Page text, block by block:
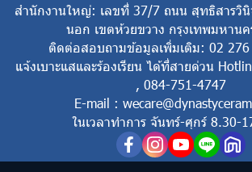
สำนักงานใหญ่: เลขที่ 37/7 ถนน สุทธิสารวินิ
นอก เขตห้วยขวาง กรุงเทพมหาน
ติดต่อสอบถามข้อมูลเพิ่มเติม: 02
แจ้งเบาะแสและร้องเรียน ได้ที่สายด่วน
, 084-751-4747
E-mail :
ในเวลาทำการ จันทร์-ศุกร์ 8.30-